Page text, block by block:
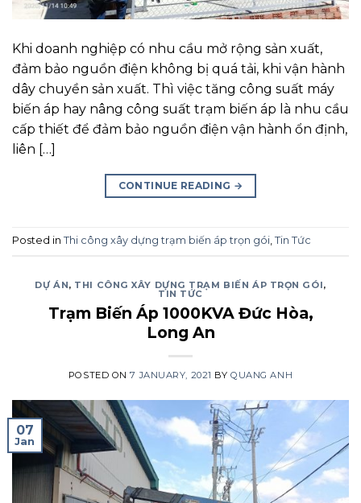
Khi doanh nghiệp có nhu cầu mở rộng sản xuất,
đảm bảo nguồn điện không bị quá tải, khi vận hành
dây chuyền sản xuất. Thì việc tăng công suất máy
biến áp hay nâng công suất trạm biến áp là nhu cầu
cấp thiết để đảm bảo nguồn điện vận hành ổn định,
liên […]
CONTINUE READING →
Posted in Thi công xây dựng trạm biến áp trọn gói, Tin Tức
DỰ ÁN, THI CÔNG XÂY DỰNG TRẠM BIẾN ÁP TRỌN GÓI,
TIN TỨC
Trạm Biến Áp 1000KVA Đức Hòa,
Long An
POSTED ON7 JANUARY, 2021 BYQUANG ANH
07
Jan